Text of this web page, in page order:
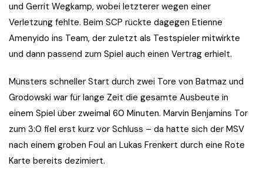
und Gerrit Wegkamp, wobei letzterer wegen einer
Verletzung fehlte. Beim SCP rückte dagegen Etienne
Amenyido ins Team, der zuletzt als Testspieler mitwirkte
und dann passend zum Spiel auch einen Vertrag erhielt.
Münsters schneller Start durch zwei Tore von Batmaz und
Grodowski war für lange Zeit die gesamte Ausbeute in
einem Spiel über zweimal 60 Minuten. Marvin Benjamins Tor
zum 3:0 fiel erst kurz vor Schluss – da hatte sich der MSV
nach einem groben Foul an Lukas Frenkert durch eine Rote
Karte bereits dezimiert.